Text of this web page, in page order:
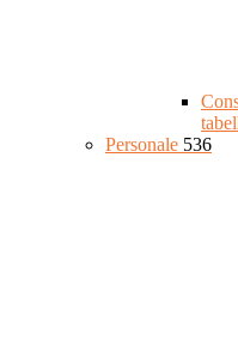
Personale 536